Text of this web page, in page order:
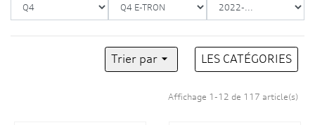
Trier par  LES CATÉGORIES
Affichage 1-12 de 117 article(s)